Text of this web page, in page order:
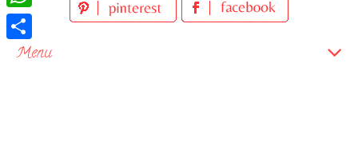
Menu
WhatsApp
Teilen